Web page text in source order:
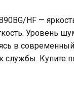
HF —
Уровень
в
службы. Купите